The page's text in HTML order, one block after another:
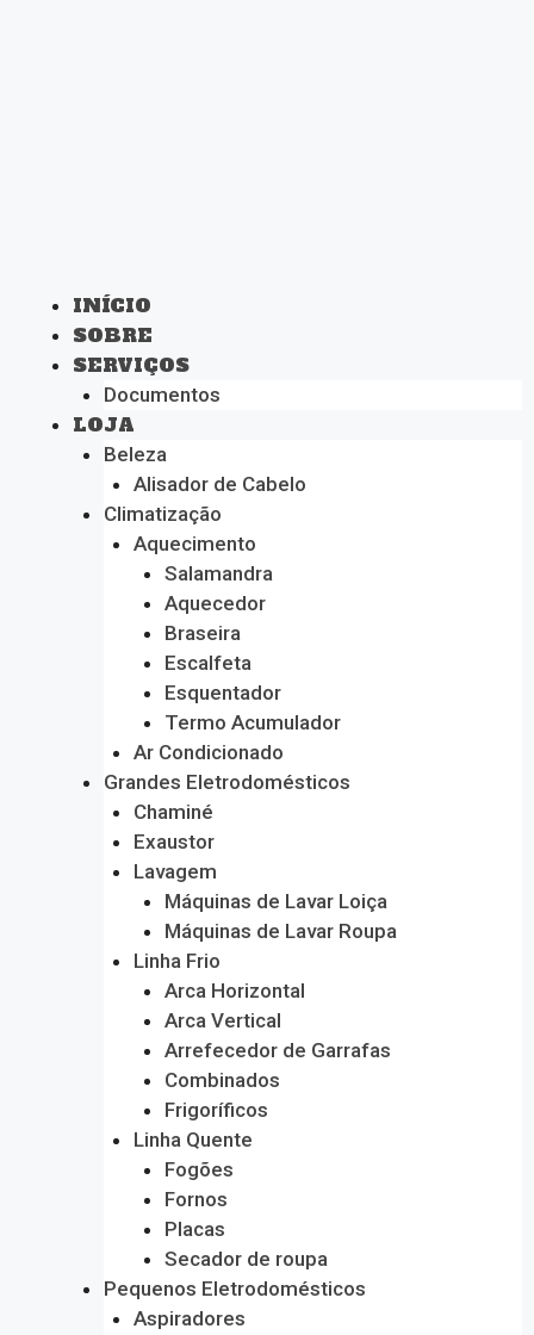
INÍCIO
SOBRE
SERVIÇOS
Documentos
LOJA
Beleza
Alisador de Cabelo
Climatização
Aquecimento
Salamandra
Aquecedor
Braseira
Escalfeta
Esquentador
Termo Acumulador
Ar Condicionado
Grandes Eletrodomésticos
Chaminé
Exaustor
Lavagem
Máquinas de Lavar Loiça
Máquinas de Lavar Roupa
Linha Frio
Arca Horizontal
Arca Vertical
Arrefecedor de Garrafas
Combinados
Frigoríficos
Linha Quente
Fogões
Fornos
Placas
Secador de roupa
Pequenos Eletrodomésticos
Aspiradores